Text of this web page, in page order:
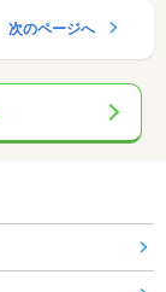
次のページへ